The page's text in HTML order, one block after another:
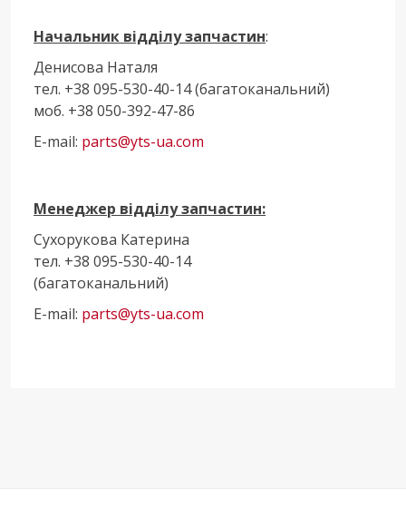
Начальник відділу запчастин:
Денисова Наталя
тел. +38 095-530-40-14 (багатоканальний)
моб. +38 050-392-47-86
E-mail: parts@yts-ua.com
Менеджер відділу запчастин:
Сухорукова Катерина
тел. +38 095-530-40-14
(багатоканальний)
E-mail: parts@yts-ua.com